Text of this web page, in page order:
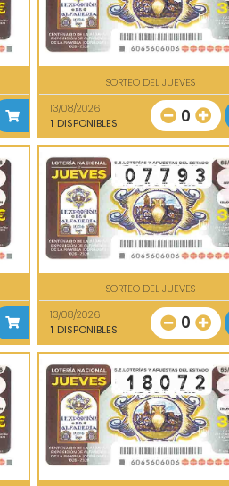
SORTEO DEL JUEVES
13/08/2026
1 DISPONIBLES 0
SORTEO DEL JUEVES
13/08/2026
1 DISPONIBLES 0